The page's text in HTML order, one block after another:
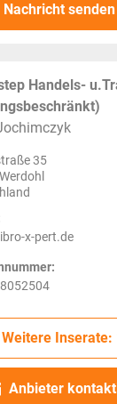
Nachricht senden
Handels-
35
x-pert.de
Weitere Inserate:
Anbieter